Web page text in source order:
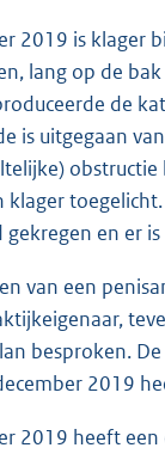
2019 is klager
lang op de
de
is uitgegaan
klager
en er
van een
besproken.
2019
2019 heeft